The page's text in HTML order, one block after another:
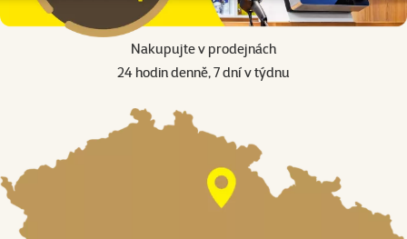
Nakupujte v prodejnách
24 hodin denně, 7 dní v týdnu